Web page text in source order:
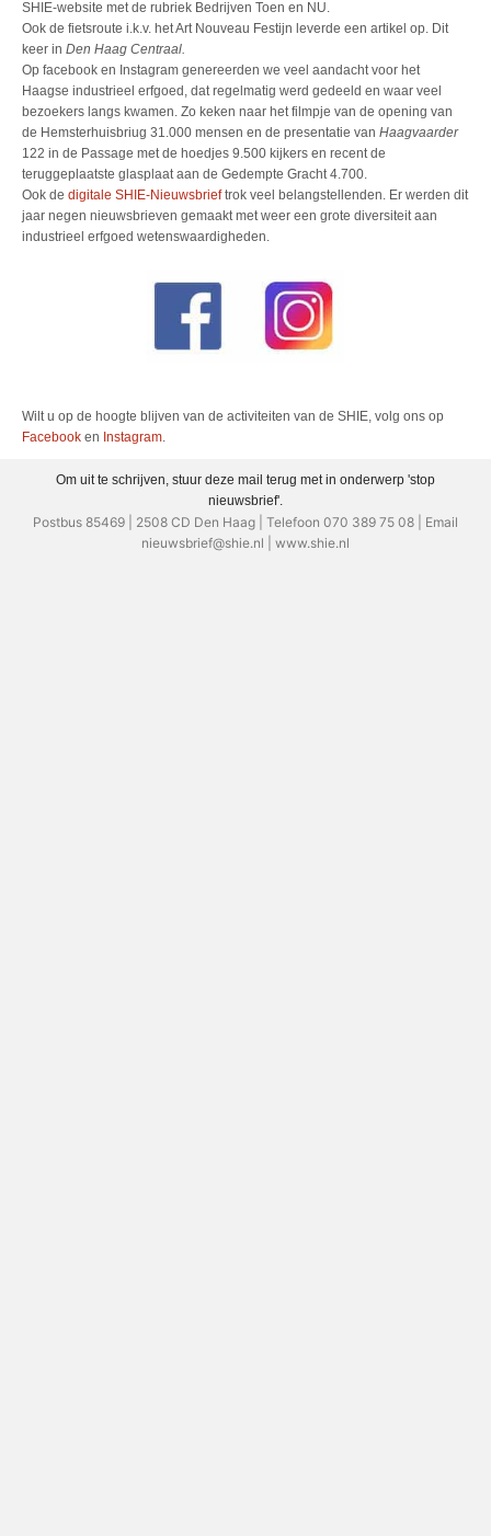
SHIE-website met de rubriek Bedrijven Toen en NU.
Ook de fietsroute i.k.v. het Art Nouveau Festijn leverde een artikel op. Dit
keer in Den Haag Centraal.
Op facebook en Instagram genereerden we veel aandacht voor het
Haagse industrieel erfgoed, dat regelmatig werd gedeeld en waar veel
bezoekers langs kwamen. Zo keken naar het filmpje van de opening van
de Hemsterhuisbriug 31.000 mensen en de presentatie van Haagvaarder
122 in de Passage met de hoedjes 9.500 kijkers en recent de
teruggeplaatste glasplaat aan de Gedempte Gracht 4.700.
Ook de digitale SHIE-Nieuwsbrieftrok veel belangstellenden. Er werden dit
jaar negen nieuwsbrieven gemaakt met weer een grote diversiteit aan
industrieel erfgoed wetenswaardigheden.
Wilt u op de hoogte blijven van de activiteiten van de SHIE, volg ons op
Facebook en Instagram.
Om uit te schrijven, stuur deze mail terug met in onderwerp 'stop
nieuwsbrief'.
Postbus 85469 | 2508 CD Den Haag | Telefoon 070 389 75 08 | Email
nieuwsbrief@shie.nl | www.shie.nl